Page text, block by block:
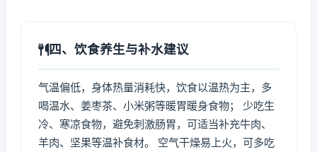
四、饮食养生与补水建议
气温偏低，身体热量消耗快，饮食以温热为主，多
喝温水、姜枣茶、小米粥等暖胃暖身食物； 少吃生
冷、寒凉食物，避免刺激肠胃，可适当补充牛肉、
羊肉、坚果等温补食材。 空气干燥易上火，可多吃